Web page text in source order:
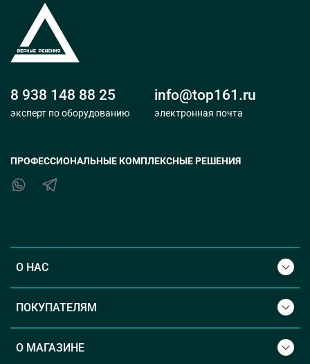
О НАС
ПОКУПАТЕЛЯМ
О МАГАЗИНЕ
8 938 148 88 25
эксперт по оборудованию
info@top161.ru
электронная почта
ПРОФЕССИОНАЛЬНЫЕ КОМПЛЕКСНЫЕ РЕШЕНИЯ